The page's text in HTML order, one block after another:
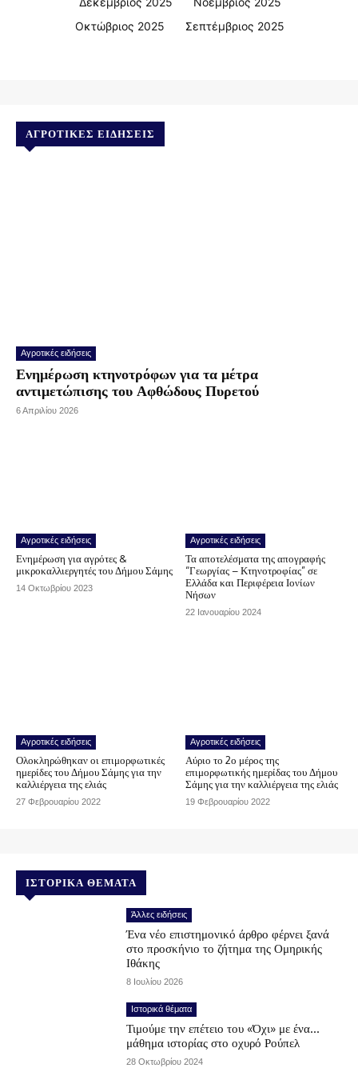
Οκτώβριος 2025
Σεπτέμβριος 2025
ΑΓΡΟΤΙΚΈΣ ΕΙΔΉΣΕΙΣ
Αγροτικές ειδήσεις
Ενημέρωση κτηνοτρόφων για τα μέτρα
αντιμετώπισης του Αφθώδους Πυρετού
6 Απριλίου 2026
Αγροτικές ειδήσεις
Ενημέρωση για αγρότες &
μικροκαλλιεργητές του Δήμου Σάμης
14 Οκτωβρίου 2023
Αγροτικές ειδήσεις
Τα αποτελέσματα της απογραφής
“Γεωργίας – Κτηνοτροφίας” σε
Ελλάδα και Περιφέρεια Ιονίων
Νήσων
22 Ιανουαρίου 2024
Αγροτικές ειδήσεις
Ολοκληρώθηκαν οι επιμορφωτικές
ημερίδες του Δήμου Σάμης για την
καλλιέργεια της ελιάς
27 Φεβρουαρίου 2022
Αγροτικές ειδήσεις
Αύριο το 2ο μέρος της
επιμορφωτικής ημερίδας του Δήμου
Σάμης για την καλλιέργεια της ελιάς
19 Φεβρουαρίου 2022
ΙΣΤΟΡΙΚΆ ΘΈΜΑΤΑ
Άλλες ειδήσεις
Ένα νέο επιστημονικό άρθρο φέρνει ξανά
στο προσκήνιο το ζήτημα της Ομηρικής
Ιθάκης
8 Ιουλίου 2026
Ιστορικά θέματα
Τιμούμε την επέτειο του «Όχι» με ένα…
μάθημα ιστορίας στο οχυρό Ρούπελ
28 Οκτωβρίου 2024